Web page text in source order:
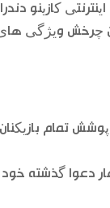
کازینو
چرخش ویژگی های
تمام
دعوا گذشته